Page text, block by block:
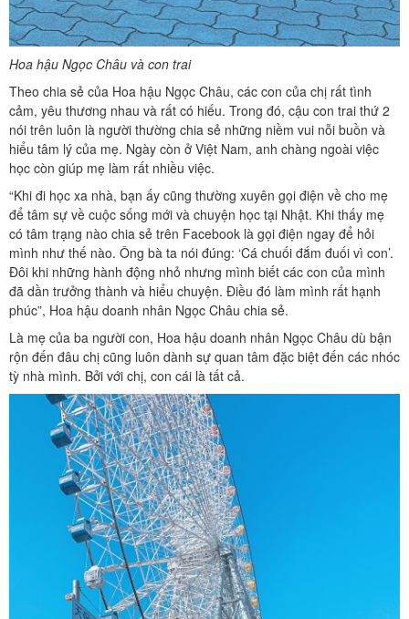
Hoa hậu Ngọc Châu và con trai
Theo chia sẻ của Hoa hậu Ngọc Châu, các con của chị rất tình
cảm, yêu thương nhau và rất có hiếu. Trong đó, cậu con trai thứ 2
nói trên luôn là người thường chia sẻ những niềm vui nỗi buồn và
hiểu tâm lý của mẹ. Ngày còn ở Việt Nam, anh chàng ngoài việc
học còn giúp mẹ làm rất nhiều việc.
“Khi đi học xa nhà, bạn ấy cũng thường xuyên gọi điện về cho mẹ
để tâm sự về cuộc sống mới và chuyện học tại Nhật. Khi thấy mẹ
có tâm trạng nào chia sẻ trên Facebook là gọi điện ngay để hỏi
mình như thế nào. Ông bà ta nói đúng: ‘Cá chuối đắm đuối vì con’.
Đôi khi những hành động nhỏ nhưng mình biết các con của mình
đã dần trưởng thành và hiểu chuyện. Điều đó làm mình rất hạnh
phúc”, Hoa hậu doanh nhân Ngọc Châu chia sẻ.
Là mẹ của ba người con, Hoa hậu doanh nhân Ngọc Châu dù bận
rộn đến đâu chị cũng luôn dành sự quan tâm đặc biệt đến các nhóc
tỳ nhà mình. Bởi với chị, con cái là tất cả.